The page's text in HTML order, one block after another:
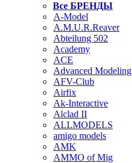
Все БРЕНДЫ
A-Model
A.M.U.R.Reaver
Abteilung 502
Academy
ACE
Advanced Modeling
AFV-Club
Airfix
Ak-Interactive
Alclad II
ALLMODELS
amigo models
AMK
AMMO of Mig